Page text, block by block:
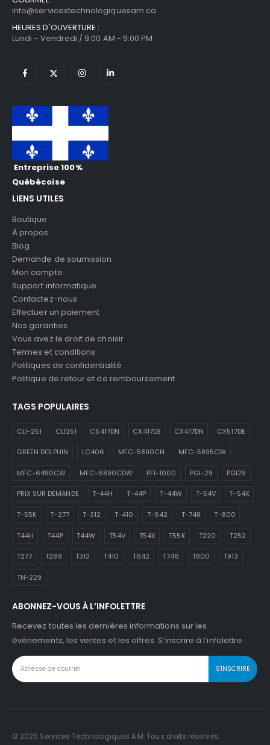
info@servicestechnologiquesam.ca
HEURES D'OUVERTURE :
Lundi - Vendredi / 9:00 AM - 9:00 PM
Entreprise 100%
Québécoise
LIENS UTILES
Boutique
À propos
Blog
Demande de soumission
Mon compte
Support informatique
Contactez-nous
Effectuer un paiement
Nos garanties
Vous avez le droit de choisir
Termes et conditions
Politiques de confidentialité
Politique de retour et de remboursement
TAGS POPULAIRES
CLI-251 CLI251 CS417DN CX417DE CX417DN CX517DE
GREEN DOLPHIN LC406 MFC-5890CN MFC-5895CW
MFC-6490CW MFC-6890CDW PFI-1000 PGI-29 PGI29
PRIX SUR DEMANDE T-44H T-44P T-44W T-54V T-54X
T-55K T-277 T-312 T-410 T-642 T-748 T-800
T44H T44P T44W T54V T54X T55K T220 T252
T277 T288 T312 T410 T642 T748 T800 T913
TN-229
ABONNEZ-VOUS À L’INFOLETTRE
Recevez toutes les dernières informations sur les
événements, les ventes et les offres. S’inscrire à l’infolettre :
© 2025 Services Technologiques A.M. Tous droits réservés.